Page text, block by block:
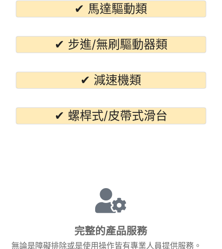
✔ 馬達驅動類
✔ 步進/無刷驅動器類
✔ 減速機類
✔ 螺桿式/皮帶式滑台
完整的產品服務
無論是障礙排除或是使用操作皆有專業人員提供服務。